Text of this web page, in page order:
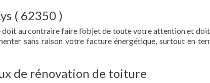
( 62350 )
au contraire faire l’objet de toute votre attention et
sans raison votre facture énergétique, surtout en
de rénovation de toiture